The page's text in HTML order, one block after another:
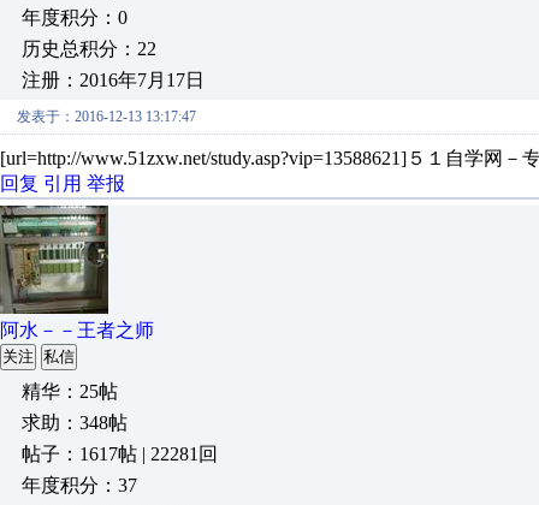
年度积分：0
历史总积分：22
注册：2016年7月17日
发表于：2016-12-13 13:17:47
[url=http://www.51zxw.net/study.asp?vip=13588621]５１自学网
回复 引用 举报
阿水－－王者之师
关注 私信
精华：25帖
求助：348帖
帖子：1617帖 | 22281回
年度积分：37